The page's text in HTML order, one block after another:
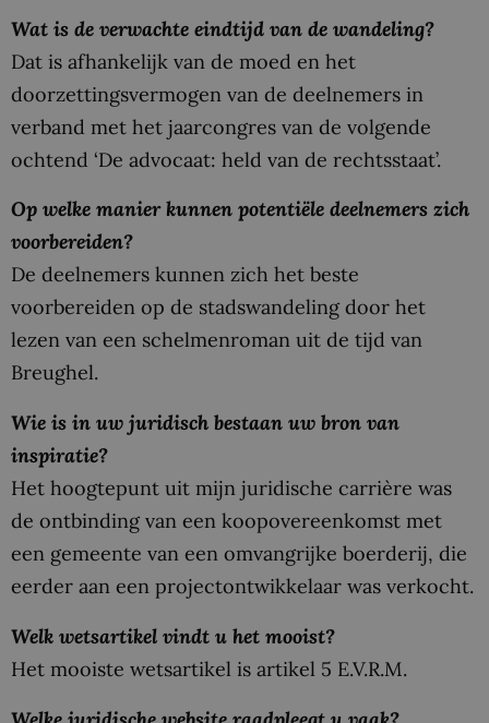
Wat is de verwachte eindtijd van de wandeling?
Dat is afhankelijk van de moed en het
doorzettingsvermogen van de deelnemers in
verband met het jaarcongres van de volgende
ochtend ‘De advocaat: held van de rechtsstaat’.
Op welke manier kunnen potentiële deelnemers zich
voorbereiden?
De deelnemers kunnen zich het beste
voorbereiden op de stadswandeling door het
lezen van een schelmenroman uit de tijd van
Breughel.
Wie is in uw juridisch bestaan uw bron van
inspiratie?
Het hoogtepunt uit mijn juridische carrière was
de ontbinding van een koopovereenkomst met
een gemeente van een omvangrijke boerderij, die
eerder aan een projectontwikkelaar was verkocht.
Welk wetsartikel vindt u het mooist?
Het mooiste wetsartikel is artikel 5 E.V.R.M.